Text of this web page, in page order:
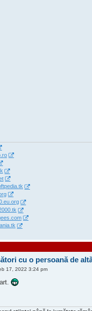
cu o persoană de
17, 2022 3:24 pm